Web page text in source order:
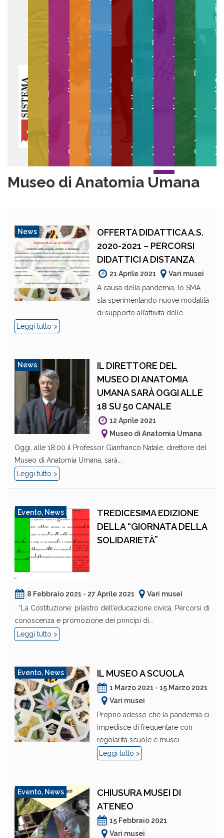
Collezioni EgittologicheGipsoteca di Arte AnticaMuseo Anatomico VeterinarioMuseo degli Strumenti per il CalcoloMuseo della GraficaMuseo di Anatomia PatologicaMuseo di Anatomia UmanaOrto e Museo BotanicoMuseo degli
Museo di Anatomia Umana
News
OFFERTA DIDATTICA A.S.
2020-2021 – PERCORSI
DIDATTICI A DISTANZA
21 Aprile 2021
Vari musei
A causa della pandemia, lo SMA
sta sperimentando nuove modalità
di supporto all’attività delle...
Leggi tutto >
News
IL DIRETTORE DEL
MUSEO DI ANATOMIA
UMANA SARÀ OGGI ALLE
18 SU 50 CANALE
12 Aprile 2021
Museo di Anatomia Umana
Oggi, alle 18:00 il Professor Gianfranco Natale, direttore del
Museo di Anatomia Umana, sarà...
Leggi tutto >
Evento, News
TREDICESIMA EDIZIONE
DELLA “GIORNATA DELLA
SOLIDARIETÀ”
8 Febbraio 2021 - 27 Aprile 2021
Vari musei
“La Costituzione: pilastro dell’educazione civica. Percorsi di
conoscenza e promozione dei principi di...
Leggi tutto >
Evento, News IL MUSEO A SCUOLA
1 Marzo 2021 - 15 Marzo 2021
Vari musei
Proprio adesso che la pandemia ci
impedisce di frequentare con
regolarità scuole e musei...
Leggi tutto >
Evento, News
CHIUSURA MUSEI DI
ATENEO
15 Febbraio 2021
Vari musei